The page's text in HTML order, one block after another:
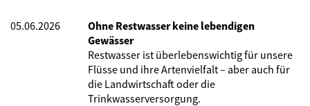
05.06.2026
Ohne Restwasser keine lebendigen
Gewässer
Restwasser ist überlebenswichtig für unsere
Flüsse und ihre Artenvielfalt – aber auch für
die Landwirtschaft oder die
Trinkwasserversorgung.